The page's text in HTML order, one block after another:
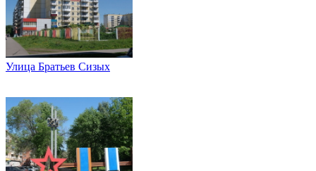
Улица Братьев Сизых